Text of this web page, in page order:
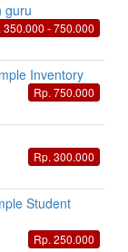
guru
350.000 - 750.000
Inventory
Rp. 750.000
Rp. 300.000
Student
Rp. 250.000